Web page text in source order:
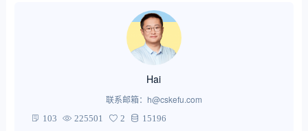
Hai
联系邮箱：h@cskefu.com
103 225501 2 15196